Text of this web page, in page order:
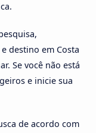
destino em Costa
Se você não está
e inicie sua
de acordo com